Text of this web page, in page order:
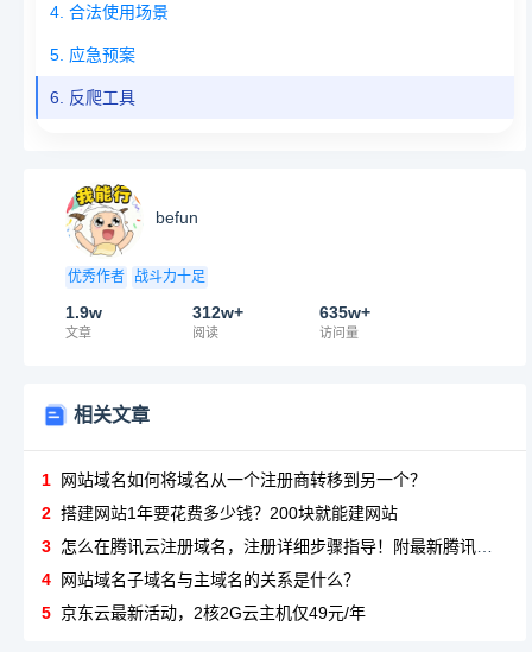
4. 合法使用场景
5. 应急预案
6. 反爬工具
befun
优秀作者 战斗力十足
1.9w
文章
312w+
阅读
635w+
访问量
相关文章
1
网站域名如何将域名从一个注册商转移到另一个？
2 搭建网站1年要花费多少钱？200块就能建网站
3 怎么在腾讯云注册域名，注册详细步骤指导！附最新腾讯云服务器活动！
4
网站域名子域名与主域名的关系是什么？
5 京东云最新活动，2核2G云主机仅49元/年